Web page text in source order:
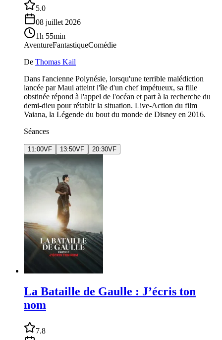
5.0
08 juillet 2026
1h 55min
AventureFantastiqueComédie
De Thomas Kail
Dans l'ancienne Polynésie, lorsqu'une terrible malédiction
lancée par Maui atteint l'île d'un chef impétueux, sa fille
obstinée répond à l'appel de l'océan et part à la recherche du
demi-dieu pour rétablir la situation. Live-Action du film
Vaiana, la Légende du bout du monde de Disney en 2016.
Séances
11:00VF 13:50VF 20:30VF
La Bataille de Gaulle : J’écris ton
nom
7.8